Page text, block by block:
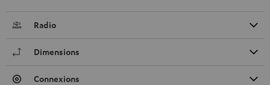
Radio
Dimensions
Connexions